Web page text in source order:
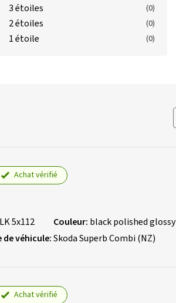
3 étoiles (0)
2 étoiles (0)
1 étoile (0)
Achat vérifié
5x112 Couleur: black polished glossy
de véhicule:Skoda Superb Combi (NZ)
Achat vérifié